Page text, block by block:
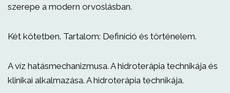
szerepe a modern orvoslásban.
Két kötetben. Tartalom: Definíció és történelem.
A víz hatásmechanizmusa. A hidroterápia technikája és
klinikai alkalmazása. A hidroterápia technikája.